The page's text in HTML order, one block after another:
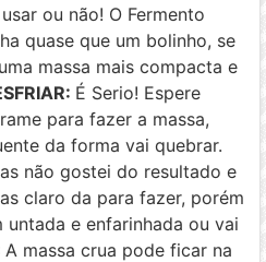
ou não! O Fermento
quase que um bolinho, se
massa mais compacta e
É Serio! Espere
para fazer a massa,
da forma vai quebrar.
não gostei do resultado e
claro da para fazer, porém
e enfarinhada ou vai
A massa crua pode ficar na